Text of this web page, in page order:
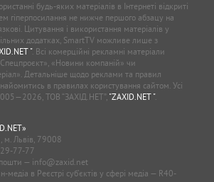
будь-яких матеріалів в Інтернеті відкриті
гіперпосилання не нижче першого абзацу на
Цитування і використання матеріалів у
додатках, SmartTV можливе лише з
". Всі комерційні рекламні матеріали
«Новини компаній» чи
Детальніше щодо реклами та правил
в правилах користування сайтом. Усі
ТОВ “ЗАХІД.НЕТ”, "ZAXID.NET ".
м. Львів, 79008
77-77
— info@zaxid.net
медіа в Реєстрі суб'єктів у сфері медіа — R40-